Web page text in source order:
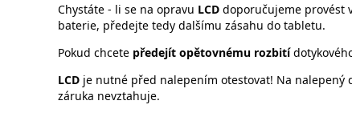
Chystáte - li se na opravu LCD doporučujeme provést
baterie, předejte tedy dalšímu zásahu do tabletu.
Pokud chcete předejít opětovnému rozbití
LCD je nutné před nalepením otestovat! Na nalepený
záruka nevztahuje.